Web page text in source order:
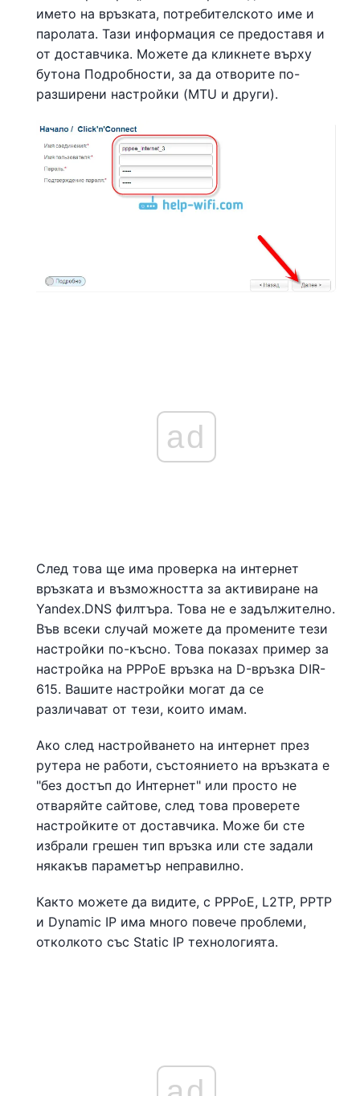
името на връзката, потребителското име и
паролата. Тази информация се предоставя и
от доставчика. Можете да кликнете върху
бутона Подробности, за да отворите по-
разширени настройки (MTU и други).
ad
След това ще има проверка на интернет
връзката и възможността за активиране на
Yandex.DNS филтъра. Това не е задължително.
Във всеки случай можете да промените тези
настройки по-късно. Това показах пример за
настройка на PPPoE връзка на D-връзка DIR-
615. Вашите настройки могат да се
различават от тези, които имам.
Ако след настройването на интернет през
рутера не работи, състоянието на връзката е
"без достъп до Интернет" или просто не
отваряйте сайтове, след това проверете
настройките от доставчика. Може би сте
избрали грешен тип връзка или сте задали
някакъв параметър неправилно.
Както можете да видите, с PPPoE, L2TP, PPTP
и Dynamic IP има много повече проблеми,
отколкото със Static IP технологията.